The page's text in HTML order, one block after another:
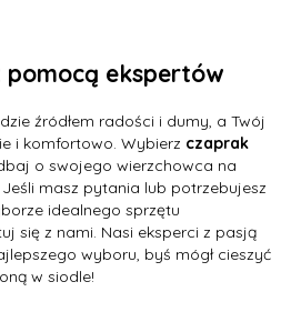
ekspertów
źródłem radości i dumy, a Twój
i komfortowo. Wybierz czaprak
o swojego wierzchowca na
masz pytania lub potrzebujesz
idealnego sprzętu
się z nami. Nasi eksperci z pasją
wyboru, byś mógł cieszyć
w siodle!